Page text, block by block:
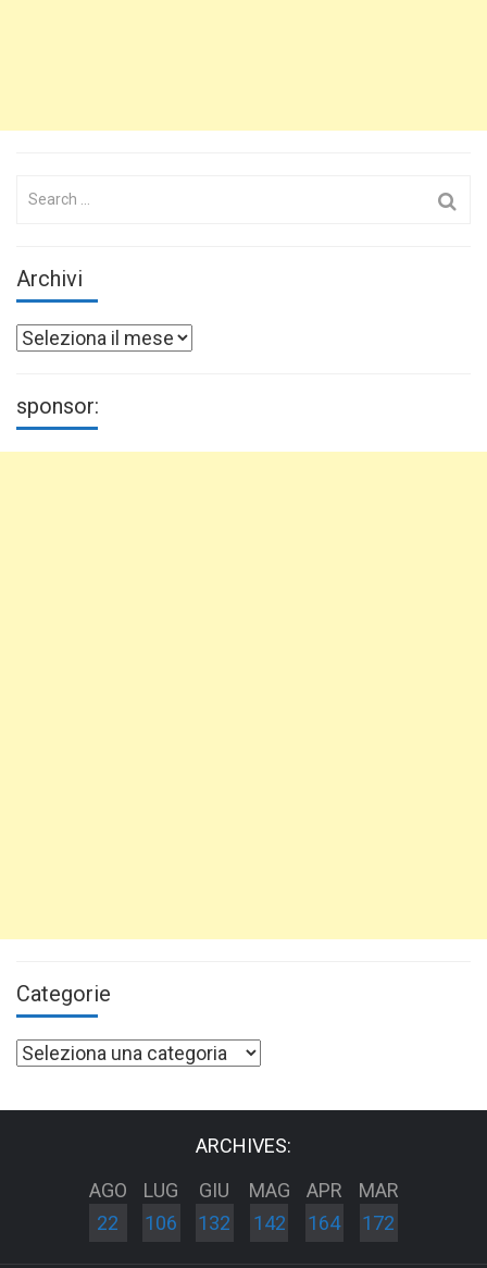
Search
Archivi
Archivi
sponsor:
Categorie
Categorie
ARCHIVES:
AGO
22
LUG
106
GIU
132
MAG
142
APR
164
MAR
172